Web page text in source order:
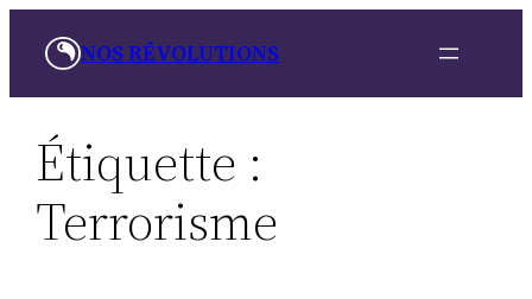
NOS RÉVOLUTIONS
Étiquette :
Terrorisme